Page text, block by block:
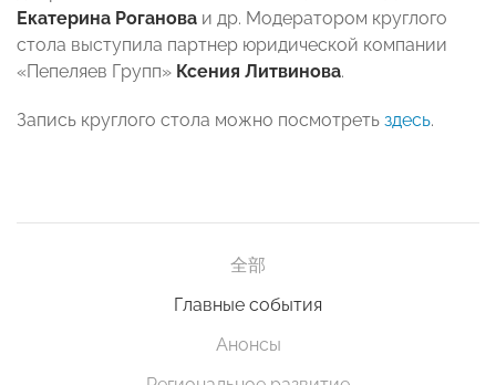
Екатерина Роганова и др. Модератором круглого
стола выступила партнер юридической компании
«Пепеляев Групп» Ксения Литвинова.
Запись круглого стола можно посмотреть здесь.
全部
Главные события
Анонсы